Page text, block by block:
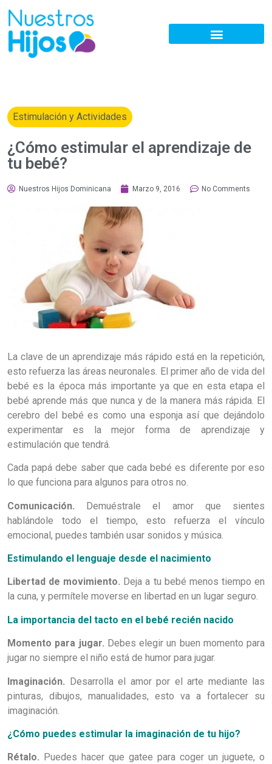
Estimulación y Actividades
¿Cómo estimular el aprendizaje de
tu bebé?
Nuestros Hijos Dominicana Marzo 9, 2016 No Comments
La clave de un aprendizaje más rápido está en la repetición,
esto refuerza las áreas neuronales. El primer año de vida del
bebé es la época más importante ya que en esta etapa el
bebé aprende más que nunca y de la manera más rápida. El
cerebro del bebé es como una esponja así que dejándolo
experimentar es la mejor forma de aprendizaje y
estimulación que tendrá.
Cada papá debe saber que cada bebé es diferente por eso
lo que funciona para algunos para otros no.
Comunicación. Demuéstrale el amor que sientes
hablándole todo el tiempo, esto refuerza el vínculo
emocional, puedes también usar sonidos y música.
Estimulando el lenguaje desde el nacimiento
Libertad de movimiento. Deja a tu bebé menos tiempo en
la cuna, y permítele moverse en libertad en un lugar seguro.
La importancia del tacto en el bebé recién nacido
Momento para jugar. Debes elegir un buen momento para
jugar no siempre el niño está de humor para jugar.
Imaginación. Desarrolla el amor por el arte mediante las
pinturas, dibujos, manualidades, esto va a fortalecer su
imaginación.
¿Cómo puedes estimular la imaginación de tu hijo?
Rétalo. Puedes hacer que gatee para coger un juguete, o